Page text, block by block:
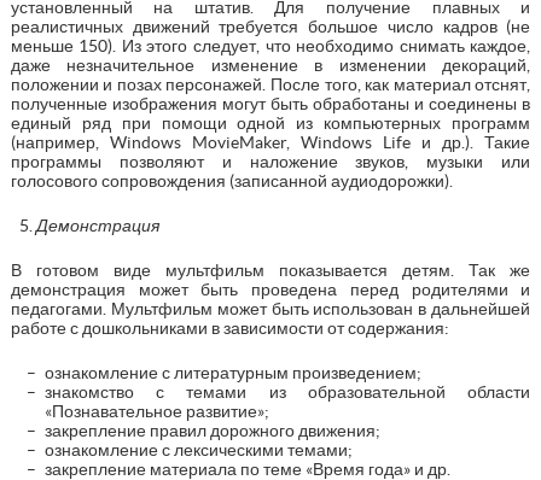
установленный на штатив. Для получение плавных и
реалистичных движений требуется большое число кадров (не
меньше 150). Из этого следует, что необходимо снимать каждое,
даже незначительное изменение в изменении декораций,
положении и позах персонажей. После того, как материал отснят,
полученные изображения могут быть обработаны и соединены в
единый ряд при помощи одной из компьютерных программ
(например, Windows MovieMaker, Windows Life и др.). Такие
программы позволяют и наложение звуков, музыки или
голосового сопровождения (записанной аудиодорожки).
Демонстрация
В готовом виде мультфильм показывается детям. Так же
демонстрация может быть проведена перед родителями и
педагогами. Мультфильм может быть использован в дальнейшей
работе с дошкольниками в зависимости от содержания:
ознакомление с литературным произведением;
знакомство с темами из образовательной области
«Познавательное развитие»;
закрепление правил дорожного движения;
ознакомление с лексическими темами;
закрепление материала по теме «Время года» и др.